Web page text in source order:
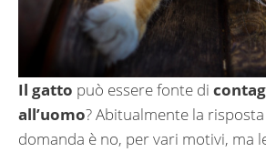
Il gatto può essere fonte di
all’uomo? Abitualmente la
domanda è no, per vari motivi, ma